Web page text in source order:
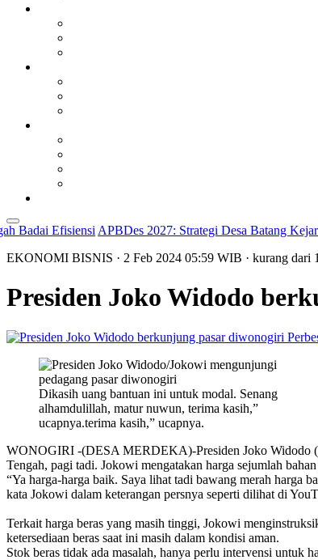
Efisiensi APBDes 2027: Strategi Desa Batang Kejar Target
EKONOMI BISNIS · 2 Feb 2024 05:59 WIB · kurang dari
Presiden Joko Widodo
Dikasih uang bantuan ini untuk modal. Senang
alhamdulillah, matur nuwun, terima kasih,”
ucapnya.terima kasih,” ucapnya.
WONOGIRI -(DESA MERDEKA)-Presiden Joko Widodo
Tengah, pagi tadi. Jokowi mengatakan harga sejumlah
“Ya harga-harga baik. Saya lihat tadi bawang merah harga
kata Jokowi dalam keterangan persnya seperti dilihat di
Terkait harga beras yang masih tinggi, Jokowi
ketersediaan beras saat ini masih dalam kondisi aman.
Stok beras tidak ada masalah, hanya perlu intervensi untuk